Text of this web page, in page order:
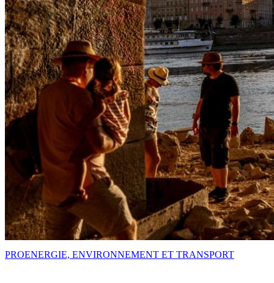
PROENERGIE, ENVIRONNEMENT ET TRANSPORT